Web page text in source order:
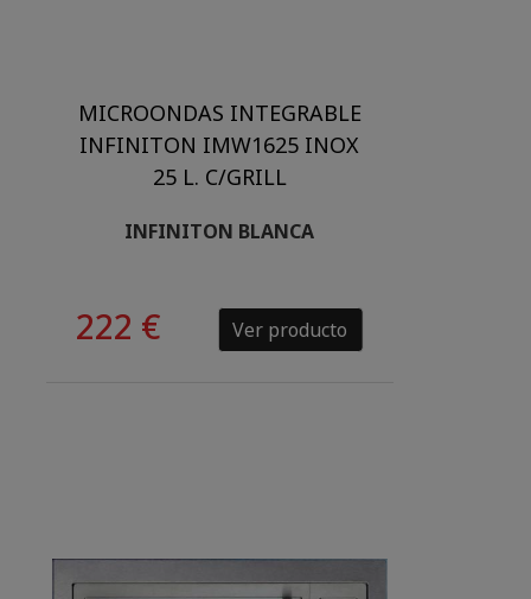
MICROONDAS INTEGRABLE
INFINITON IMW1625 INOX
25 L. C/GRILL
INFINITON BLANCA
222 € Ver producto